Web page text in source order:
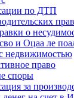
по ДТП
о
и Оцаа ле
недвижимостью
право
споры
за